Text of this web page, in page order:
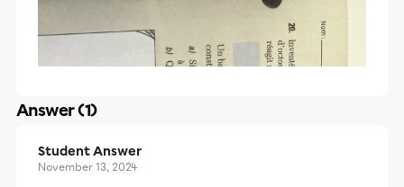
Answer (1)
Student Answer
November 13, 2024